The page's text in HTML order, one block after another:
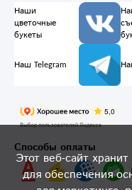
Этот веб-сайт
для обеспечения
Наши
цветочные
букеты
Наш Telegram
Способы оплаты